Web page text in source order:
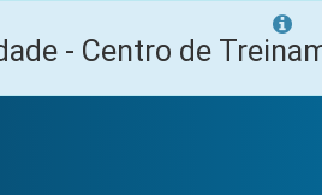
- Centro de